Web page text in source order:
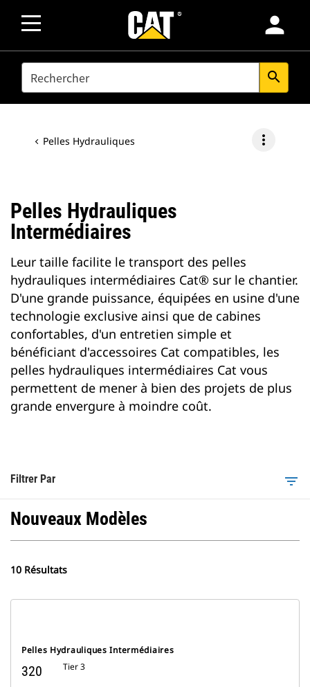
person
SEARCH search
Pelles Hydrauliques more_vert
Pelles Hydrauliques
Intermédiaires
Leur taille facilite le transport des pelles
hydrauliques intermédiaires Cat® sur le chantier.
D'une grande puissance, équipées en usine d'une
technologie exclusive ainsi que de cabines
confortables, d'un entretien simple et
bénéficiant d'accessoires Cat compatibles, les
pelles hydrauliques intermédiaires Cat vous
permettent de mener à bien des projets de plus
grande envergure à moindre coût.
Filtrer Par filter_list
Nouveaux Modèles
10 Résultats
Pelles Hydrauliques Intermédiaires
320 Tier 3